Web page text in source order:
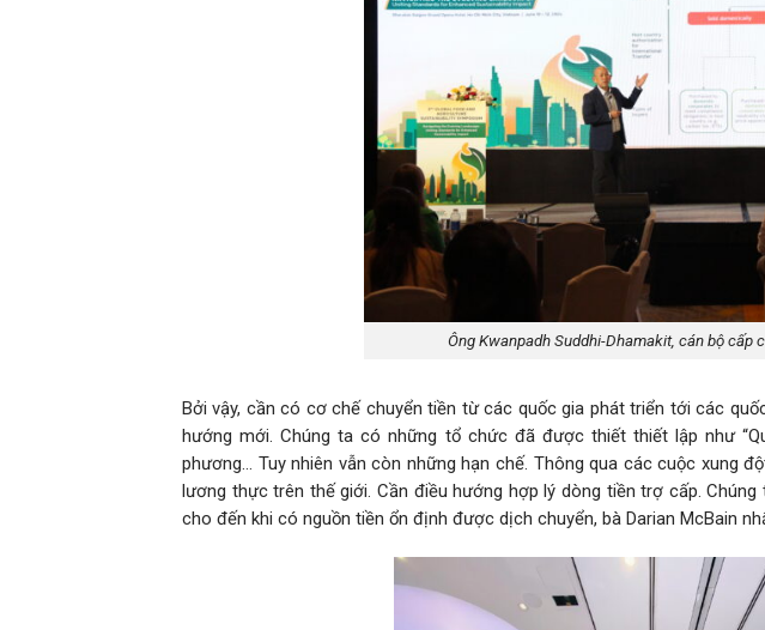
Ông Kwanpadh Suddhi-Dhamakit, cán bộ cấp
Bởi vậy, cần có cơ chế chuyển tiền từ các quốc gia phát triển tới các
hướng mới. Chúng ta có những tổ chức đã được thiết thiết lập như
phương… Tuy nhiên vẫn còn những hạn chế. Thông qua các cuộc xung
lương thực trên thế giới. Cần điều hướng hợp lý dòng tiền trợ cấp.
cho đến khi có nguồn tiền ổn định được dịch chuyển, bà Darian McBain